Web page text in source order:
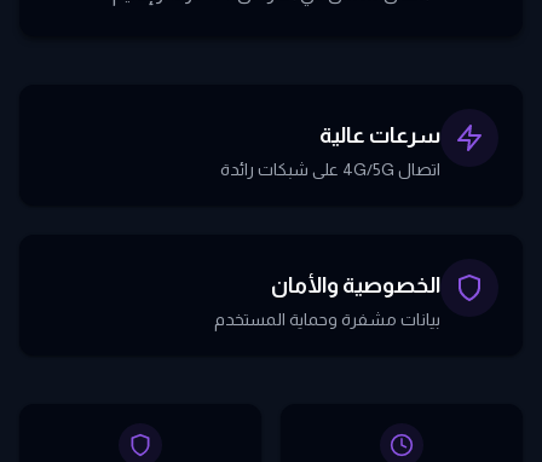
سرعات عالية
اتصال 4G/5G على شبكات رائدة
الخصوصية والأمان
بيانات مشفرة وحماية المستخدم